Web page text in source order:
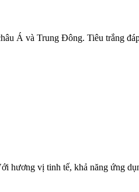
Á và Trung Đông. Tiêu trắng
hương vị tinh tế, khả năng ứng